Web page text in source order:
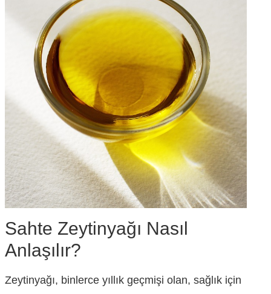
Sahte Zeytinyağı Nasıl
Anlaşılır?
Zeytinyağı, binlerce yıllık geçmişi olan, sağlık için